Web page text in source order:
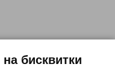
бисквитки